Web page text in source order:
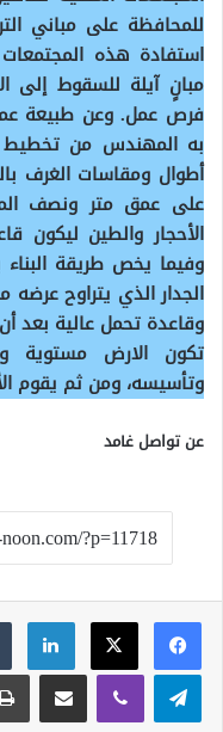
للمحافظة على مباني
استفادة هذه
مبانٍ آيلة للسقوط إلى
فرص عمل. وعن طبيعة
به المهندس من تخطيط
أطوال ومقاسات الغرف
على عمق متر ونصف
الأحجار والطين ليكون
وفيما يخص طريقة
وقاعدة تحمل عالية بعد
تكون الارض مستوية
وتأسيسه، ومن ثم يقوم
عن تواصل غامد
تيلقرام ڤايبر مشاركة عبر البريد